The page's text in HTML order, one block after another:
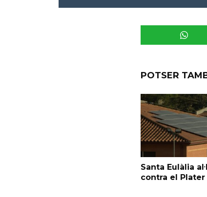
POTSER
Santa Eulàlia
contra el Plater